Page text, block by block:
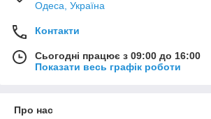
Одеса, Україна
Контакти
Сьогодні працює з 09:00 до 16:00
Показати весь графік роботи
Про нас